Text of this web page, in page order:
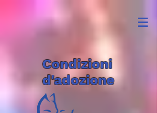
Condizioni
d'adozione